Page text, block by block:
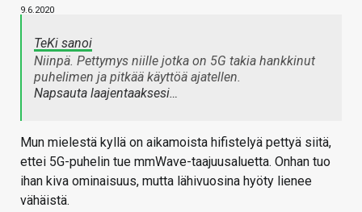
9.6.2020
TeKi sanoi
Niinpä. Pettymys niille jotka on 5G takia hankkinut
puhelimen ja pitkää käyttöä ajatellen.
Napsauta laajentaaksesi…
Mun mielestä kyllä on aikamoista hifistelyä pettyä siitä,
ettei 5G-puhelin tue mmWave-taajuusaluetta. Onhan tuo
ihan kiva ominaisuus, mutta lähivuosina hyöty lienee
vähäistä.